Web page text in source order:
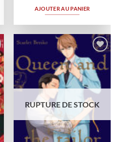
AJOUTER AU PANIER
Ajouter
à la
wishlist
RUPTURE DE STOCK